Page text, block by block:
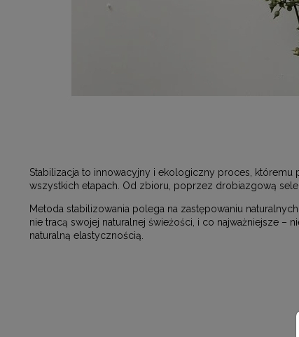
Stabilizacja to innowacyjny i ekologiczny proces, któremu
wszystkich etapach. Od zbioru, poprzez drobiazgową
Metoda stabilizowania polega na zastępowaniu
nie tracą swojej naturalnej świeżości, i co najważniejsze –
naturalną elastycznością.